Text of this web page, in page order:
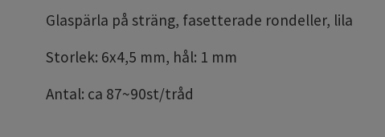
Glaspärla på sträng, fasetterade rondeller, lila
Storlek: 6x4,5 mm, hål: 1 mm
Antal: ca 87~90st/tråd